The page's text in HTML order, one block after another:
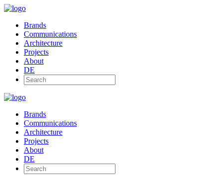
Brands
Communications
Architecture
Projects
About
DE
Brands
Communications
Architecture
Projects
About
DE